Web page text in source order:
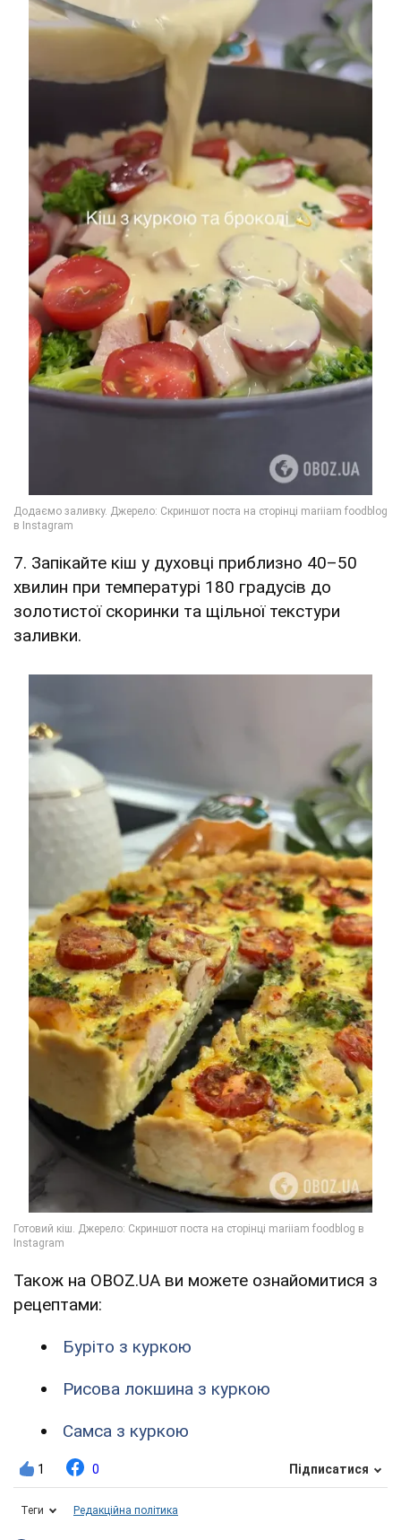
7. Запікайте кіш у духовці приблизно 40–50
хвилин при температурі 180 градусів до
золотистої скоринки та щільної текстури
заливки.
Також на OBOZ.UA ви можете ознайомитися з
рецептами:
Буріто з куркою
Рисова локшина з куркою
Самса з куркою
1 0 Підписатися
Теги Редакційна політика